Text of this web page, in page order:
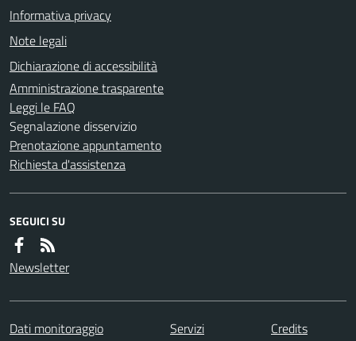
Informativa privacy
Note legali
Dichiarazione di accessibilità
Amministrazione trasparente
Leggi le FAQ
Segnalazione disservizio
Prenotazione appuntamento
Richiesta d'assistenza
SEGUICI SU
Newsletter
Dati monitoraggio Servizi
Credits